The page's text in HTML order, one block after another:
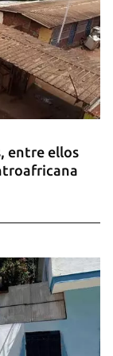
entre ellos